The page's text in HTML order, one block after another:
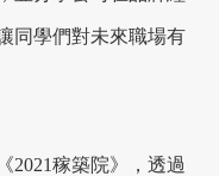
同學們對未來職場有
2021稼築院》，透過